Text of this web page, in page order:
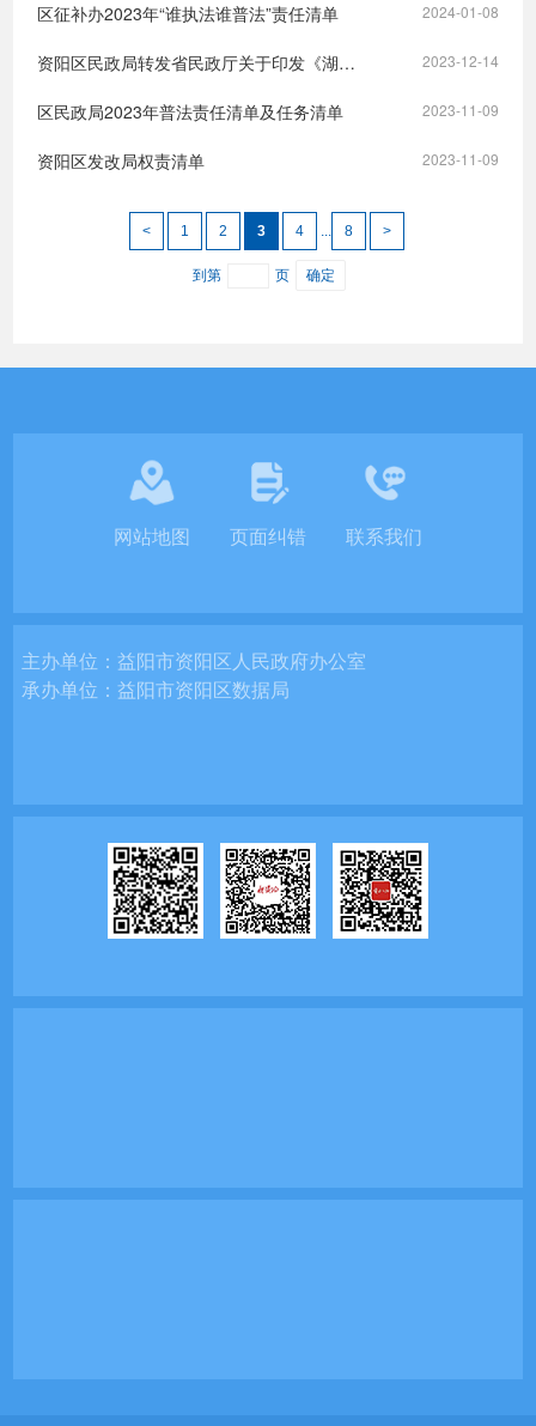
2024-01-08
区征补办2023年“谁执法谁普法”责任清单
2023-12-14
资阳区民政局转发省民政厅关于印发《湖南省民政行政处罚裁量权基准适用办法》的通知
2023-11-09
区民政局2023年普法责任清单及任务清单
2023-11-09
资阳区发改局权责清单
< 1 2 3 4 ... 8 >
到第 页 确定
网站地图 页面纠错 联系我们
主办单位：益阳市资阳区人民政府办公室
承办单位：益阳市资阳区数据局